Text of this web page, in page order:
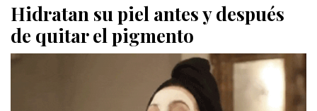
Hidratan su piel antes y después
de quitar el pigmento